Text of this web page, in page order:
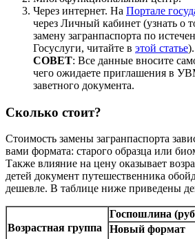
Через интернет. На Портале
через Личный кабинет (узнать о
замену загранпаспорта по
Госуслуги, читайте в этой статье).
СОВЕТ: Все данные вносите
чего ожидаете приглашения в
заветного документа.
Сколько стоит?
Стоимость замены загранпаспорта
вами формата: старого образца или
Также влияние на цену оказывает
детей документ путешественника
дешевле. В таблице ниже приведены
Возрастная группа
Госпошлина
Новый формат